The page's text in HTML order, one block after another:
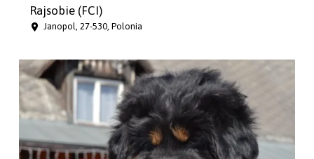
Rajsobie (FCI)
Janopol, 27-530, Polonia